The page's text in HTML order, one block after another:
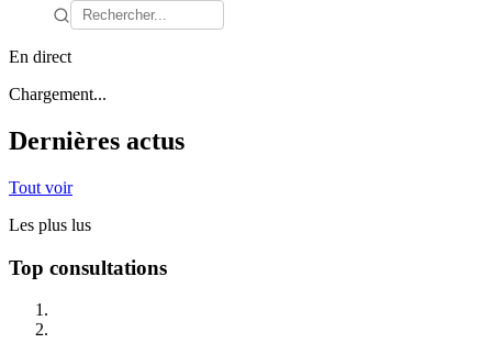
En direct
Chargement...
Dernières actus
Tout voir
Les plus lus
Top consultations